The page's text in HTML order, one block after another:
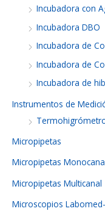
Incubadora con
Incubadora DBO
Incubadora de
Incubadora de
Incubadora de
Instrumentos de
Micropipetas
Micropipetas
Micropipetas Multicanal
Microscopios